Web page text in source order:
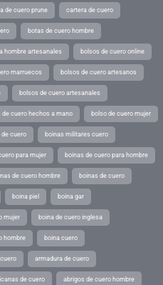
de cuero prune cartera de cuero
botas de cuero hombre
hombre artesanales bolsos de cuero online
marruecos bolsos de cuero artesanos
bolsos de cuero artesanales
cuero hechos a mano bolso de cuero mujer
de cuero boinas militares cuero
para mujer boinas de cuero para hombre
de cuero hombre boinas de cuero
boina piel boina gar
mujer boina de cuero inglesa
hombre boina cuero
armadura de cuero
de cuero abrigos de cuero hombre